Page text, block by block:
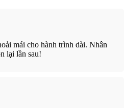
mái cho hành trình dài. Nhân
lại lần sau!